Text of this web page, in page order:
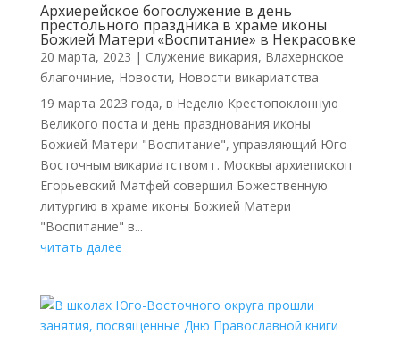
Архиерейское богослужение в день
престольного праздника в храме иконы
Божией Матери «Воспитание» в Некрасовке
20 марта, 2023 | Cлужение викария, Влахернское
благочиние, Новости, Новости викариатства
19 марта 2023 года, в Неделю Крестопоклонную
Великого поста и день празднования иконы
Божией Матери "Воспитание", управляющий Юго-
Восточным викариатством г. Москвы архиепископ
Егорьевский Матфей совершил Божественную
литургию в храме иконы Божией Матери
"Воспитание" в...
читать далее